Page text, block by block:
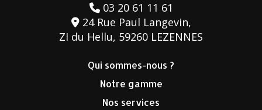
03 20 61 11 61
24 Rue Paul Langevin,
ZI du Hellu, 59260 LEZENNES
Qui sommes-nous ?
Notre gamme
Nos services